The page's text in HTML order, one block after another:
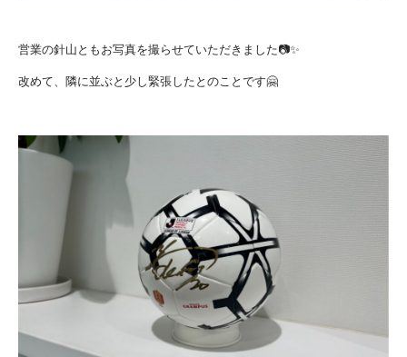
営業の針山ともお写真を撮らせていただきました📷✨
改めて、隣に並ぶと少し緊張したとのことです🤗